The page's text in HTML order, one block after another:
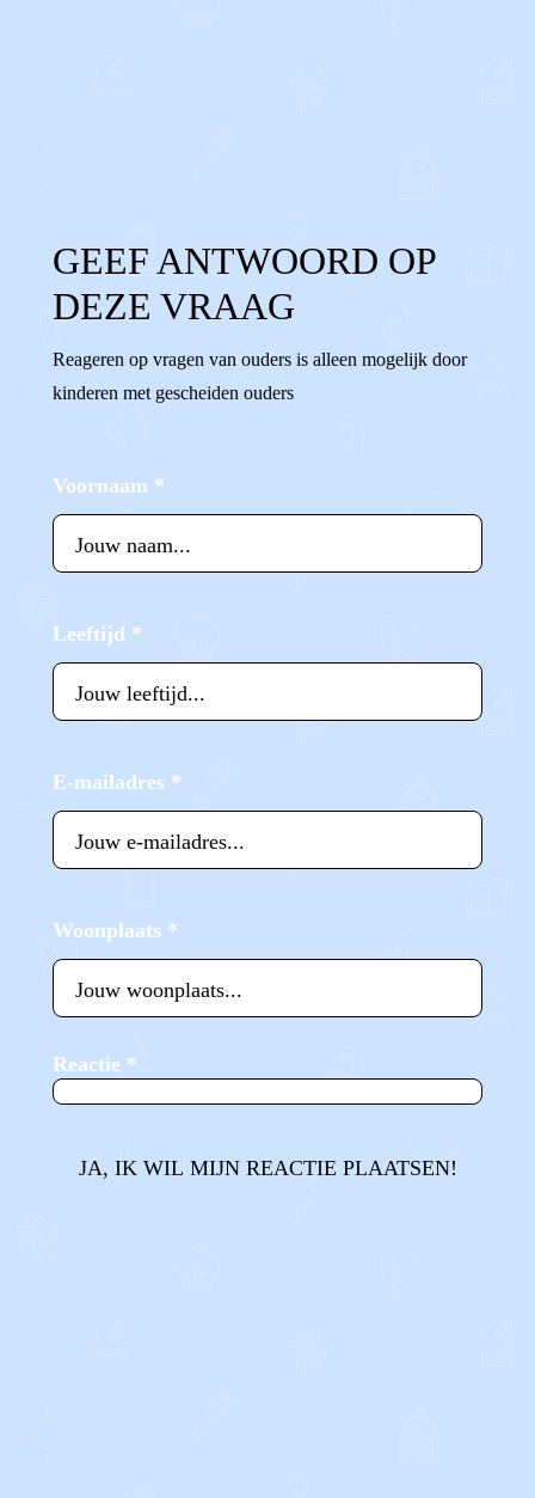
GEEF ANTWOORD OP
DEZE VRAAG
Reageren op vragen van ouders is alleen mogelijk door
kinderen met gescheiden ouders
Voornaam *
Leeftijd *
E-mailadres *
Woonplaats *
Reactie *
JA, IK WIL MIJN REACTIE PLAATSEN!